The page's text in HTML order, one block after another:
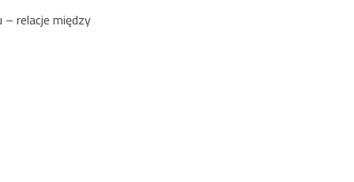
relacje między